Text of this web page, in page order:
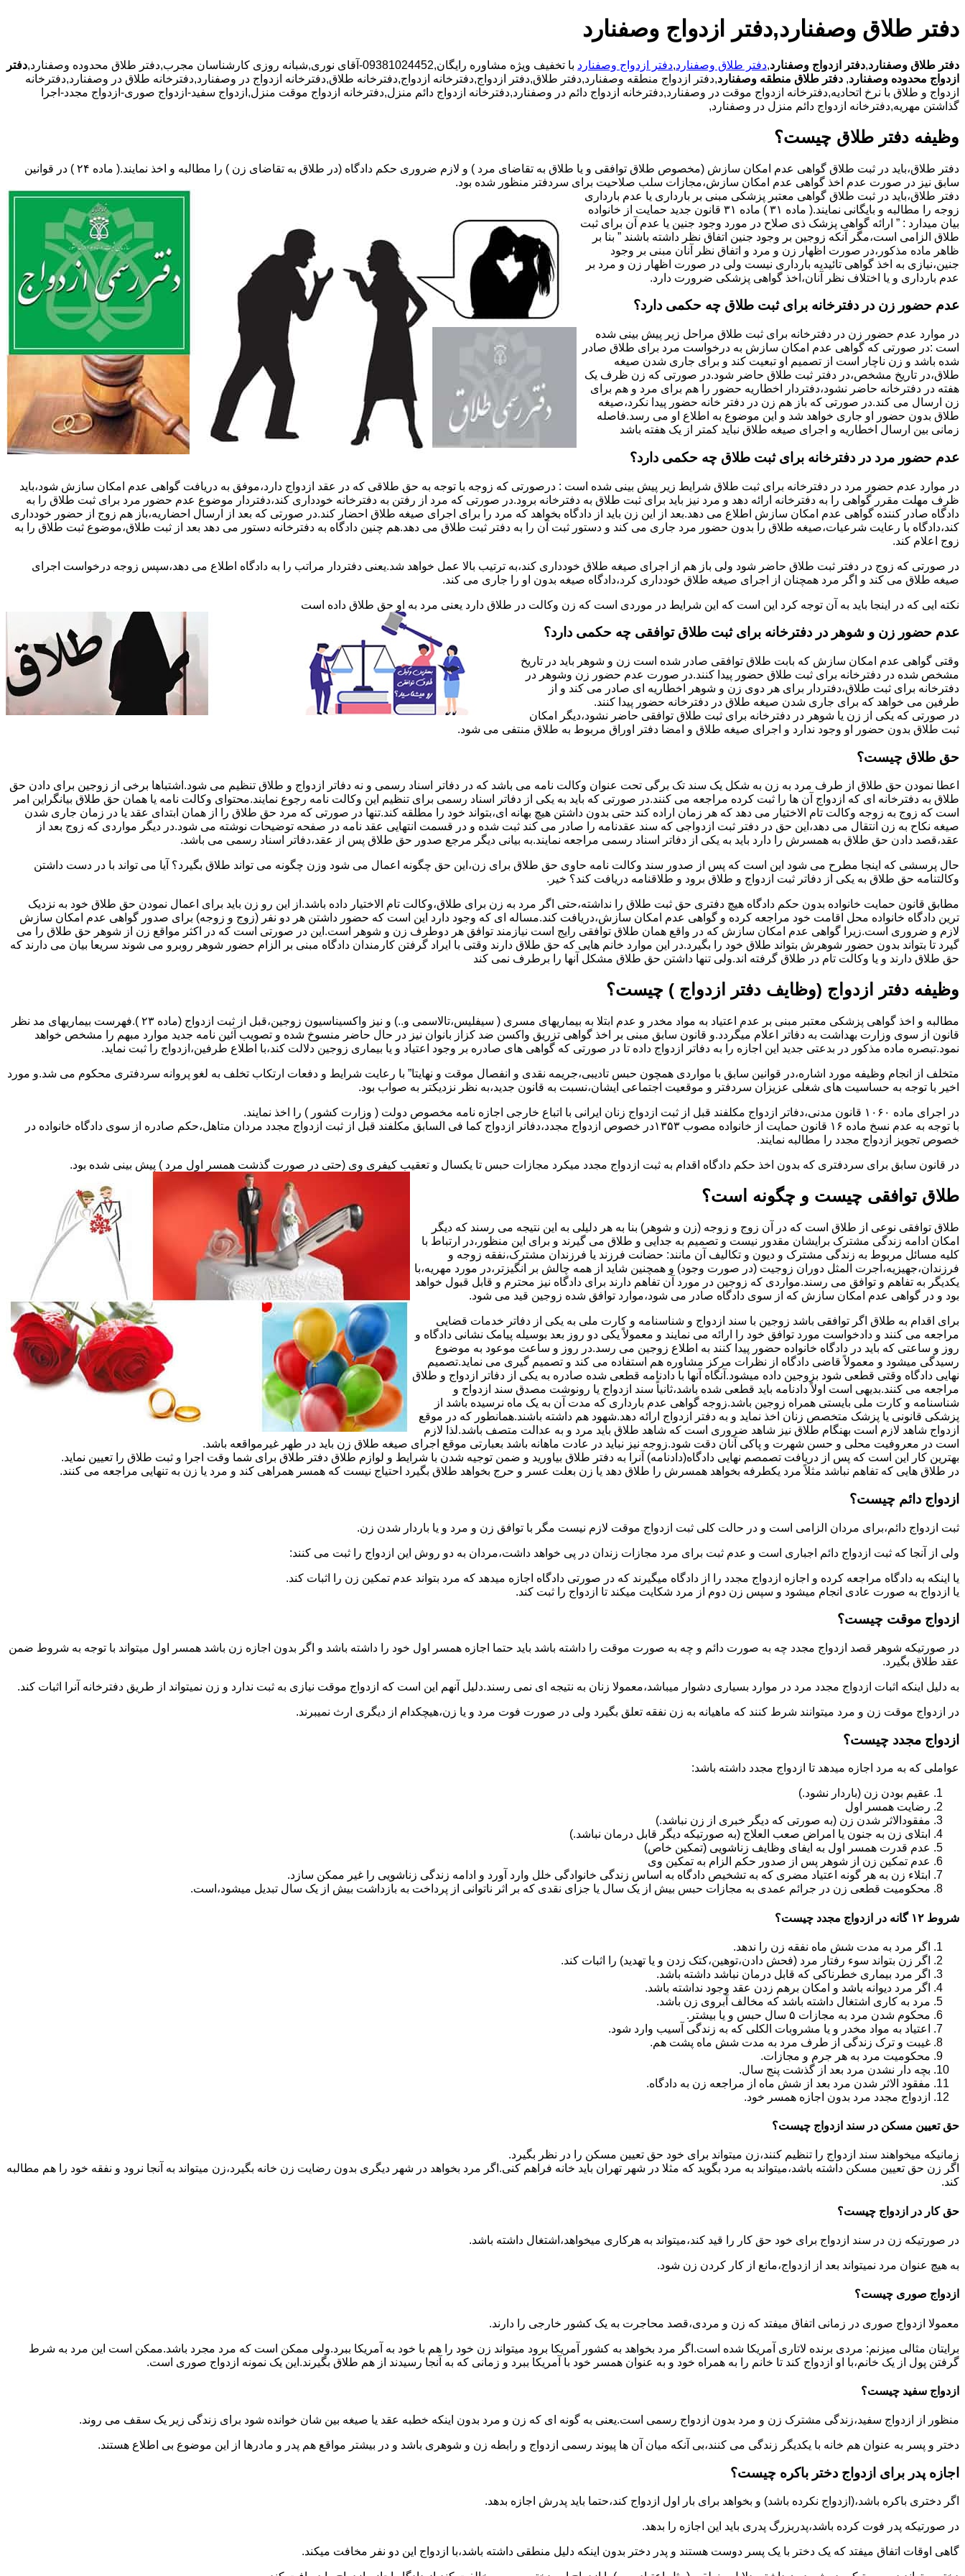
دفتر طلاق وصفنارد,دفتر ازدواج وصفنارد
دفتر طلاق وصفنارد,دفتر ازدواج وصفنارد,دفتر طلاق وصفنارد,دفتر ازدواج وصفنارد با تخفیف ویژه مشاوره رایگان,09381024452-آقای نوری,شبانه روزی کارشناسان مجرب,دفتر طلاق محدوده وصفنارد,
دفتر
ازدواج محدوده وصفنارد, دفتر طلاق منطقه وصفنارد,دفتر ازدواج منطقه وصفنارد,دفتر طلاق,دفتر ازدواج,دفترخانه ازدواج,دفترخانه طلاق,دفترخانه ازدواج در وصفنارد,دفترخانه طلاق در وصفنارد,دفترخانه
ازدواج و طلاق با نرخ اتحادیه,دفترخانه ازدواج موقت در وصفنارد,دفترخانه ازدواج دائم در وصفنارد,دفترخانه ازدواج دائم منزل,دفترخانه ازدواج موقت منزل,ازدواج سفید-ازدواج صوری-ازدواج مجدد-اجرا
گذاشتن مهریه,دفترخانه ازدواج دائم منزل در وصفنارد,
وظیفه دفتر طلاق چیست؟
دفتر طلاق،باید در ثبت طلاق گواهی عدم امکان سازش (مخصوص طلاق توافقی و یا طلاق به تقاضای مرد ) و لازم ضروری حکم دادگاه (در طلاق به تقاضای زن ) را مطالبه و اخذ نمایند.( ماده ۲۴ ) در قوانین
سابق نیز در صورت عدم اخذ گواهی عدم امکان سازش،مجازات سلب صلاحیت برای سردفتر منظور شده بود.
دفتر طلاق،باید در ثبت طلاق گواهی معتبر پزشکی مبنی بر بارداری یا عدم بارداری
زوجه را مطالبه و بایگانی نمایند.( ماده ۳۱ ) ماده ۳۱ قانون جدید حمایت از خانواده
بیان میدارد : ” ارائه گواهی پزشک ذی صلاح در مورد وجود جنین یا عدم آن برای ثبت
طلاق الزامی است،مگر آنکه زوجین بر وجود جنین اتفاق نظر داشته باشند ” بنا بر
ظاهر ماده مذکور،در صورت اظهار زن و مرد و اتفاق نظر آنان مبنی بر وجود
جنین،نیازی به اخذ گواهی تائیدیه بارداری نیست ولی در صورت اظهار زن و مرد بر
عدم بارداری و یا اختلاف نظر آنان،اخذ گواهی پزشکی ضرورت دارد.
عدم حضور زن در دفترخانه برای ثبت طلاق چه حکمی دارد؟
در موارد عدم حضور زن در دفترخانه برای ثبت طلاق مراحل زیر پیش بینی شده
است :در صورتی که گواهی عدم امکان سازش به درخواست مرد برای طلاق صادر
شده باشد و زن ناچار است از تصمیم او تبعیت کند و برای جاری شدن صیغه
طلاق،در تاریخ مشخص،در دفتر ثبت طلاق حاضر شود.در صورتی که زن ظرف یک
هفته در دفترخانه حاضر نشود،دفتردار اخطاریه حضور را هم برای مرد و هم برای
زن ارسال می کند.در صورتی که باز هم زن در دفتر خانه حضور پیدا نکرد،صیغه
طلاق بدون حضور او جاری خواهد شد و این موضوع به اطلاع او می رسد.فاصله
زمانی بین ارسال اخطاریه و اجرای صیغه طلاق نباید کمتر از یک هفته باشد
عدم حضور مرد در دفترخانه برای ثبت طلاق چه حکمی دارد؟
در موارد عدم حضور مرد در دفترخانه برای ثبت طلاق شرایط زیر پیش بینی شده است : درصورتی که زوجه با توجه به حق طلاقی که در عقد ازدواج دارد،موفق به دریافت گواهی عدم امکان سازش شود،باید
ظرف مهلت مقرر گواهی را به دفترخانه ارائه دهد و مرد نیز باید برای ثبت طلاق به دفترخانه برود.در صورتی که مرد از رفتن به دفترخانه خودداری کند،دفتردار موضوع عدم حضور مرد برای ثبت طلاق را به
دادگاه صادر کننده گواهی عدم امکان سازش اطلاع می دهد.بعد از این زن باید از دادگاه بخواهد که مرد را برای اجرای صیغه طلاق احضار کند.در صورتی که بعد از ارسال احضاریه،باز هم زوج از حضور خودداری
کند،دادگاه با رعایت شرعیات،صیغه طلاق را بدون حضور مرد جاری می کند و دستور ثبت آن را به دفتر ثبت طلاق می دهد.هم چنین دادگاه به دفترخانه دستور می دهد بعد از ثبت طلاق،موضوع ثبت طلاق را به
زوج اعلام کند.
در صورتی که زوج در دفتر ثبت طلاق حاضر شود ولی باز هم از اجرای صیغه طلاق خودداری کند،به ترتیب بالا عمل خواهد شد.یعنی دفتردار مراتب را به دادگاه اطلاع می دهد،سپس زوجه درخواست اجرای
صیغه طلاق می کند و اگر مرد همچنان از اجرای صیغه طلاق خودداری کرد،دادگاه صیغه بدون او را جاری می کند.
نکته ایی که در اینجا باید به آن توجه کرد این است که این شرایط در موردی است که زن وکالت در طلاق دارد یعنی مرد به او حق طلاق داده است
عدم حضور زن و شوهر در دفترخانه برای ثبت طلاق توافقی چه حکمی دارد؟
وقتی گواهی عدم امکان سازش که بابت طلاق توافقی صادر شده است زن و شوهر باید در تاریخ
مشخص شده در دفترخانه برای ثبت طلاق حضور پیدا کنند.در صورت عدم حضور زن وشوهر در
دفترخانه برای ثبت طلاق،دفتردار برای هر دوی زن و شوهر اخطاریه ای صادر می کند و از
طرفین می خواهد که برای جاری شدن صیغه طلاق در دفترخانه حضور پیدا کنند.
در صورتی که یکی از زن یا شوهر در دفترخانه برای ثبت طلاق توافقی حاضر نشود،دیگر امکان
ثبت طلاق بدون حضور او وجود ندارد و اجرای صیغه طلاق و امضا دفتر اوراق مربوط به طلاق منتفی می شود.
حق طلاق چیست؟
اعطا نمودن حق طلاق از طرف مرد به زن به شکل یک سند تک برگی تحت عنوان وکالت نامه می باشد که در دفاتر اسناد رسمی و نه دفاتر ازدواج و طلاق تنظیم می شود.اشتباها برخی از زوجین برای دادن حق
طلاق به دفترخانه ای که ازدواج آن ها را ثبت کرده مراجعه می کنند.در صورتی که باید به یکی از دفاتر اسناد رسمی برای تنظیم این وکالت نامه رجوع نمایند.محتوای وکالت نامه یا همان حق طلاق بیانگراین امر
است که زوج به زوجه وکالت تام الاختیار می دهد که هر زمان اراده کند حتی بدون داشتن هیچ بهانه ای،بتواند خود را مطلقه کند.تنها در صورتی که مرد حق طلاق را از همان ابتدای عقد یا در زمان جاری شدن
صیغه نکاح به زن انتقال می دهد،این حق در دفتر ثبت ازدواجی که سند عقدنامه را صادر می کند ثبت شده و در قسمت انتهایی عقد نامه در صفحه توضیحات نوشته می شود.در دیگر مواردی که زوج بعد از
عقد،قصد دادن حق طلاق به همسرش را دارد باید به یکی از دفاتر اسناد رسمی مراجعه نمایند.به بیانی دیگر مرجع صدور حق طلاق پس از عقد،دفاتر اسناد رسمی می باشد.
حال پرسشی که اینجا مطرح می شود این است که پس از صدور سند وکالت نامه حاوی حق طلاق برای زن،این حق چگونه اعمال می شود وزن چگونه می تواند طلاق بگیرد؟ آیا می تواند با در دست داشتن
وکالتنامه حق طلاق به یکی از دفاتر ثبت ازدواج و طلاق برود و طلاقنامه دریافت کند؟ خیر.
مطابق قانون حمایت خانواده بدون حکم دادگاه هیچ دفتری حق ثبت طلاق را نداشته،حتی اگر مرد به زن برای طلاق،وکالت تام الاختیار داده باشد.از این رو زن باید برای اعمال نمودن حق طلاق خود به نزدیک
ترین دادگاه خانواده محل اقامت خود مراجعه کرده و گواهی عدم امکان سازش،دریافت کند.مساله ای که وجود دارد این است که حضور داشتن هر دو نفر (زوج و زوجه) برای صدور گواهی عدم امکان سازش
لازم و ضروری است.زیرا گواهی عدم امکان سازش که در واقع همان طلاق توافقی رایج است نیازمند توافق هر دوطرف زن و شوهر است.این در صورتی است که در اکثر مواقع زن از شوهر حق طلاق را می
گیرد تا بتواند بدون حضور شوهرش بتواند طلاق خود را بگیرد.در این موارد خانم هایی که حق طلاق دارند وقتی با ایراد گرفتن کارمندان دادگاه مبنی بر الزام حضور شوهر روبرو می شوند سریعا بیان می دارند که
حق طلاق دارند و یا وکالت تام در طلاق گرفته اند.ولی تنها داشتن حق طلاق مشکل آنها را برطرف نمی کند
وظیفه دفتر ازدواج (وظایف دفتر ازدواج ) چیست؟
مطالبه و اخذ گواهی پزشکی معتبر مبنی بر عدم اعتیاد به مواد مخدر و عدم ابتلا به بیماریهای مسری ( سیفلیس،تالاسمی و..) و نیز واکسیناسیون زوجین،قبل از ثبت ازدواج (ماده ۲۳ ).فهرست بیماریهای مد نظر
قانون از سوی وزارت بهداشت به دفاتر اعلام میگردد.و قانون سابق مبنی بر اخذ گواهی تزریق واکسن ضد کزاز بانوان نیز در حال حاضر منسوخ شده و تصویب آئین نامه جدید موارد مبهم را مشخص خواهد
نمود.تبصره ماده مذکور در بدعتی جدید این اجازه را به دفاتر ازدواج داده تا در صورتی که گواهی های صادره بر وجود اعتیاد و یا بیماری زوجین دلالت کند،با اطلاع طرفین،ازدواج را ثبت نماید.
متخلف از انجام وظیفه مورد اشاره،در قوانین سابق با مواردی همچون حبس تادیبی،جریمه نقدی و انفصال موقت و نهایتا” با رعایت شرایط و دفعات ارتکاب تخلف به لغو پروانه سردفتری محکوم می شد.و مورد
اخیر با توجه به حساسیت های شغلی عزیزان سردفتر و موقعیت اجتماعی ایشان،نسبت به قانون جدید،به نظر نزدیکتر به صواب بود.
در اجرای ماده ۱۰۶۰ قانون مدنی،دفاتر ازدواج مکلفند قبل از ثبت ازدواج زنان ایرانی با اتباع خارجی اجازه نامه مخصوص دولت ( وزارت کشور ) را اخذ نمایند.
با توجه به عدم نسخ ماده ۱۶ قانون حمایت از خانواده مصوب ۱۳۵۳در خصوص ازدواج مجدد،دفانر ازدواج کما فی السابق مکلفند قبل از ثبت ازدواج مجدد مردان متاهل،حکم صادره از سوی دادگاه خانواده در
خصوص تجویز ازدواج مجدد را مطالبه نمایند.
در قانون سابق برای سردفتری که بدون اخذ حکم دادگاه اقدام به ثبت ازدواج مجدد میکرد مجازات حبس تا یکسال و تعقیب کیفری وی (حتی در صورت گذشت همسر اول مرد ) پیش بینی شده بود.
طلاق توافقی چیست و چگونه است؟
طلاق توافقی نوعی از طلاق است که در آن زوج و زوجه (زن و شوهر) بنا به هر دلیلی به این نتیجه می رسند که دیگر
امکان ادامه زندگی مشترک برایشان مقدور نیست و تصمیم به جدایی و طلاق می گیرند و برای این منظور،در ارتباط با
کلیه مسائل مربوط به زندگی مشترک و دیون و تکالیف آن مانند: حضانت فرزند یا فرزندان مشترک،نفقه زوجه و
فرزندان،جهیزیه،اجرت المثل دوران زوجیت (در صورت وجود) و همچنین شاید از همه چالش بر انگیزتر،در مورد مهریه،با
یکدیگر به تفاهم و توافق می رسند.مواردی که زوجین در مورد آن تفاهم دارند برای دادگاه نیز محترم و قابل قبول خواهد
بود و در گواهی عدم امکان سازش که از سوی دادگاه صادر می شود،موارد توافق شده زوجین قید می شود.
برای اقدام به طلاق اگر توافقی باشد زوجین با سند ازدواج و شناسنامه و کارت ملی به یکی از دفاتر خدمات قضایی
مراجعه می کنند و دادخواست مورد توافق خود را ارائه می نمایند و معمولاً یکی دو روز بعد بوسیله پیامک نشانی دادگاه و
روز و ساعتی که باید در دادگاه خانواده حضور پیدا کنند به اطلاع زوجین می رسد.در روز و ساعت موعود به موضوع
رسیدگی میشود و معمولاً قاضی دادگاه از نظرات مرکز مشاوره هم استفاده می کند و تصمیم گیری می نماید.تصمیم
نهایی دادگاه وقتی قطعی شود بزوجین داده میشود.آنگاه آنها با دادنامه قطعی شده صادره به یکی از دفاتر ازدواج و طلاق
مراجعه می کنند.بدیهی است اولاً دادنامه باید قطعی شده باشد،ثانیاً سند ازدواج یا رونوشت مصدق سند ازدواج و
شناسنامه و کارت ملی بایستی همراه زوجین باشد.زوجه گواهی عدم بارداری که مدت آن به یک ماه نرسیده باشد از
پزشکی قانونی یا پزشک متخصص زنان اخذ نماید و به دفتر ازدواج ارائه دهد.شهود هم داشته باشند.همانطور که در موقع
ازدواج شاهد لازم است بهنگام طلاق نیز شاهد ضروری است که شاهد طلاق باید مرد و به عدالت متصف باشد.لذا لازم
است در معروفیت محلی و حسن شهرت و پاکی آنان دقت شود.زوجه نیز نباید در عادت ماهانه باشد بعبارتی موقع اجرای صیغه طلاق زن باید در طهر غیرمواقعه باشد.
بهترین کار این است که پس از دریافت تصمصم نهایی دادگاه(دادنامه) آنرا به دفتر طلاق بیاورید و ضمن توجیه شدن با شرایط و لوازم طلاق دفتر طلاق برای شما وقت اجرا و ثبت طلاق را تعیین نماید.
در طلاق هایی که تفاهم نباشد مثلاً مرد یکطرفه بخواهد همسرش را طلاق دهد یا زن بعلت عسر و حرج بخواهد طلاق بگیرد احتیاج نیست که همسر همراهی کند و مرد یا زن به تنهایی مراجعه می کنند.
ازدواج دائم چیست؟
ثبت ازدواج دائم،برای مردان الزامی است و در حالت کلی ثبت ازدواج موقت لازم نیست مگر با توافق زن و مرد و یا باردار شدن زن.
ولی از آنجا که ثبت ازدواج دائم اجباری است و عدم ثبت برای مرد مجازات زندان در پی خواهد داشت،مردان به دو روش این ازدواج را ثبت می کنند:
یا اینکه به دادگاه مراجعه کرده و اجازه ازدواج مجدد را از دادگاه میگیرند که در صورتی دادگاه اجازه میدهد که مرد بتواند عدم تمکین زن را اثبات کند.
یا ازدواج به صورت عادی انجام میشود و سپس زن دوم از مرد شکایت میکند تا ازدواج را ثبت کند.
ازدواج موقت چیست؟
در صورتیکه شوهر قصد ازدواج مجدد چه به صورت دائم و چه به صورت موقت را داشته باشد باید حتما اجازه همسر اول خود را داشته باشد و اگر بدون اجازه زن باشد همسر اول میتواند با توجه به شروط ضمن
عقد طلاق بگیرد.
به دلیل اینکه اثبات ازدواج مجدد مرد در موارد بسیاری دشوار میباشد،معمولا زنان به نتیجه ای نمی رسند.دلیل آنهم این است که ازدواج موقت نیازی به ثبت ندارد و زن نمیتواند از طریق دفترخانه آنرا اثبات کند.
در ازدواج موقت زن و مرد میتوانند شرط کنند که ماهیانه به زن نفقه تعلق بگیرد ولی در صورت فوت مرد و یا زن،هیچکدام از دیگری ارث نمیبرند.
ازدواج مجدد چیست؟
عواملی که به مرد اجازه میدهد تا ازدواج مجدد داشته باشد:
عقیم بودن زن (باردار نشود.)
رضایت همسر اول
مفقودالاثر شدن زن (به صورتی که دیگر خبری از زن نباشد.)
ابتلای زن به جنون یا امراض صعب العلاج (به صورتیکه دیگر قابل درمان نباشد.)
عدم قدرت همسر اول به ایفای وظایف زناشویی (تمکین خاص)
عدم تمکین زن از شوهر پس از صدور حکم الزام به تمکین وی
ابتلاء زن به هر گونه اعتیاد مضری که به تشخیص دادگاه به اساس زندگی خانوادگی خلل وارد آورد و ادامه زندگی زناشویی را غیر ممکن سازد.
محکومیت قطعی زن در جرائم عمدی به مجازات حبس بیش از یک سال یا جزای نقدی که بر اثر ناتوانی از پرداخت به بازداشت بیش از یک سال تبدیل می‎شود،است.
شروط ۱۲ گانه در ازدواج مجدد چیست؟
اگر مرد به مدت شش ماه نفقه زن را ندهد.
اگر زن بتواند سوء رفتار مرد (فحش دادن،توهین،کتک زدن و یا تهدید) را اثبات کند.
اگر مرد بیماری خطرناکی که قابل درمان نباشد داشته باشد.
اگر مرد دیوانه باشد و امکان برهم زدن عقد وجود نداشته باشد.
مرد به کاری اشتغال داشته باشد که مخالف آبروی زن باشد.
محکوم شدن مرد به مجازات ۵ سال حبس و یا بیشتر.
اعتیاد به مواد مخدر و یا مشروبات الکلی که به زندگی آسیب وارد شود.
غیبت و ترک زندگی از طرف مرد به مدت شش ماه پشت هم.
محکومیت مرد به هر جرم و مجازات.
بچه دار نشدن مرد بعد از گذشت پنج سال.
مفقود الاثر شدن مرد بعد از شش ماه از مراجعه زن به دادگاه.
ازدواج مجدد مرد بدون اجازه همسر خود.
حق تعیین مسکن در سند ازدواج چیست؟
زمانیکه میخواهند سند ازدواج را تنظیم کنند،زن میتواند برای خود حق تعیین مسکن را در نظر بگیرد.
اگر زن حق تعیین مسکن داشته باشد،میتواند به مرد بگوید که مثلا در شهر تهران باید خانه فراهم کنی.اگر مرد بخواهد در شهر دیگری بدون رضایت زن خانه بگیرد،زن میتواند به آنجا نرود و نفقه خود را هم مطالبه
کند.
حق کار در ازدواج چیست؟
در صورتیکه زن در سند ازدواج برای خود حق کار را قید کند،میتواند به هرکاری میخواهد،اشتغال داشته باشد.
به هیچ عنوان مرد نمیتواند بعد از ازدواج،مانع از کار کردن زن شود.
ازدواج صوری چیست؟
معمولا ازدواج صوری در زمانی اتفاق میفتد که زن و مردی،قصد محاجرت به یک کشور خارجی را دارند.
برایتان مثالی میزنم: مردی برنده لاتاری آمریکا شده است.اگر مرد بخواهد به کشور آمریکا برود میتواند زن خود را هم با خود به آمریکا ببرد.ولی ممکن است که مرد مجرد باشد.ممکن است این مرد به شرط
گرفتن پول از یک خانم،با او ازدواج کند تا خانم را به همراه خود و به عنوان همسر خود با آمریکا ببرد و زمانی که به آنجا رسیدند از هم طلاق بگیرند.این یک نمونه ازدواج صوری است.
ازدواج سفید چیست؟
منظور از ازدواج سفید،زندگی مشترک زن و مرد بدون ازدواج رسمی است.یعنی به گونه ای که زن و مرد بدون اینکه خطبه عقد یا صیغه بین شان خوانده شود برای زندگی زیر یک سقف می روند.
دختر و پسر به عنوان هم خانه با یکدیگر زندگی می کنند،بی آنکه میان آن ها پیوند رسمی ازدواج و رابطه زن و شوهری باشد و در بیشتر مواقع هم پدر و مادرها از این موضوع بی اطلاع هستند.
اجازه پدر برای ازدواج دختر باکره چیست؟
اگر دختری باکره باشد،(ازدواج نکرده باشد) و بخواهد برای بار اول ازدواج کند،حتما باید پدرش اجازه بدهد.
در صورتیکه پدر فوت کرده باشد،پدربزرگ پدری باید این اجازه را بدهد.
گاهی اوقات اتفاق میفتد که یک دختر با یک پسر دوست هستند و پدر دختر بدون اینکه دلیل منطقی داشته باشد،با ازدواج این دو نفر مخافت میکند.